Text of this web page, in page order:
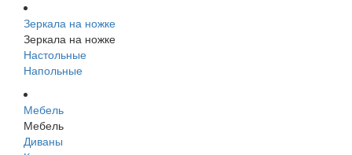
Зеркала на ножке
Зеркала на ножке
Настольные
Напольные
Мебель
Мебель
Диваны